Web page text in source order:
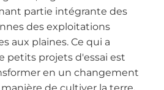
partie intégrante des
des exploitations
aux plaines. Ce qui a
petits projets d'essai est
en un changement